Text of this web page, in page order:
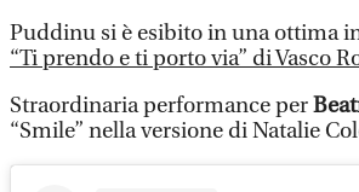
Puddinu si è esibito in una ottima
“Ti prendo e ti porto via” di Vasco
Straordinaria performance per
“Smile” nella versione di Natalie